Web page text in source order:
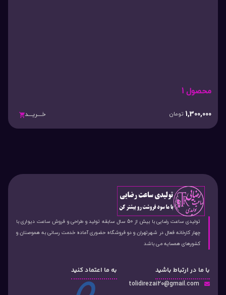
محصول 1
1,300,000 تومان خـــریـــد
تولیدی ساعت رضایی با بیش از 50 سال سابقه تولید و طراحی و فروش ساعت دیواری با
چهار کارخانه فعال در شهرتهران و دو فروشگاه حضوری آماده خدمت رسانی به هموصنان و
کشورهای همسایه می باشد
با ما در ارتباط باشید
tolidirezai20@gmail.com
به ما اعتماد کنید